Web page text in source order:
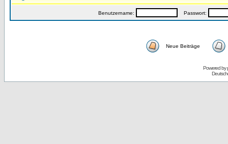
Benutzername: Passwort:
Neue Beiträge
Powered by